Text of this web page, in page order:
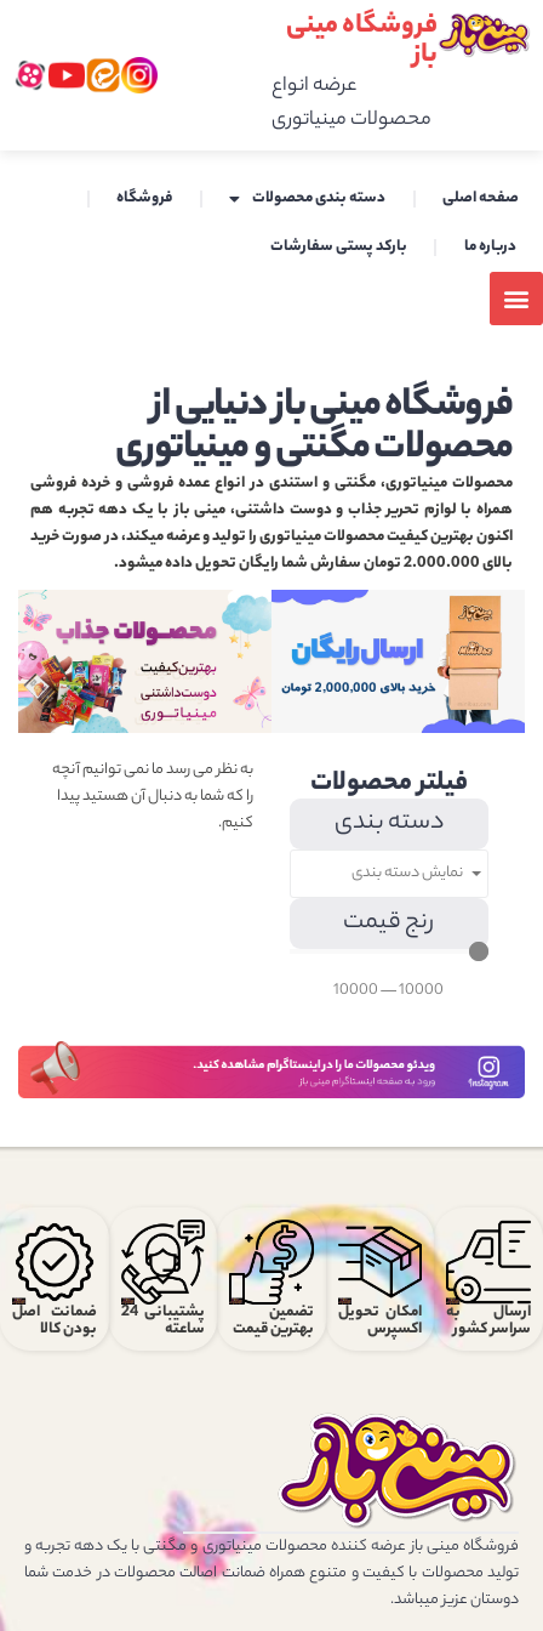
فروشگاه مینی
باز
عرضه انواع
محصولات مینیاتوری
صفحه اصلی دسته بندی محصولات
فروشگاه
درباره ما
بارکد پستی سفارشات
فروشگاه مینی باز دنیایی از
محصولات مگنتی و مینیاتوری
محصولات مینیاتوری، مگنتی و استندی در انواع عمده فروشی و خرده فروشی
همراه با لوازم تحریر جذاب و دوست داشتنی، مینی باز با یک دهه تجربه هم
اکنون بهترین کیفیت محصولات مینیاتوری را تولید و عرضه میکند، در صورت خرید
بالای 2.000.000 تومان سفارش شما رایگان تحویل داده میشود.
فیلتر محصولات
دسته بندی
نمایش دسته بندی
رنج قیمت
10000
—
10000
به نظر می رسد ما نمی توانیم آنچه
را که شما به دنبال آن هستید پیدا
کنیم.
ارسال به
سراسر کشور
امکان تحویل
اکسپرس
تضمین
بهترین قیمت
پشتیبانی 24
ساعته
ضمانت اصل
بودن کالا
فروشگاه مینی باز عرضه کننده محصولات مینیاتوری و مگنتی با یک دهه تجربه و
تولید محصولات با کیفیت و متنوع همراه ضمانت اصالت محصولات در خدمت شما
دوستان عزیز میباشد.